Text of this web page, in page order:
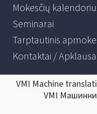
Mokesčių
Seminarai
Tarptautinis
Kontaktai / Apklausa
VMI Machine
VMI